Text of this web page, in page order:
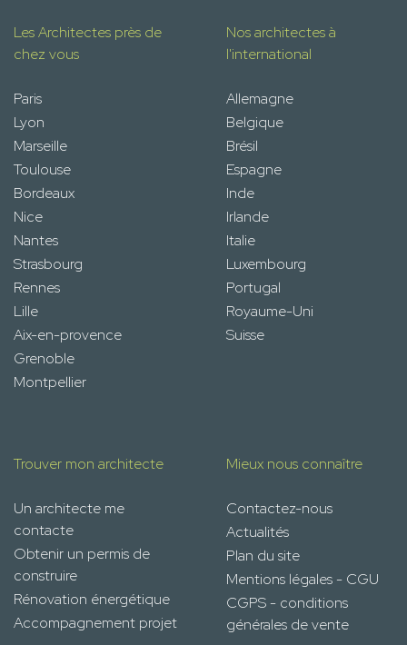
Les Architectes près de
chez vous
Paris
Lyon
Marseille
Toulouse
Bordeaux
Nice
Nantes
Strasbourg
Rennes
Lille
Aix-en-provence
Grenoble
Montpellier
Nos architectes à
l'international
Allemagne
Belgique
Brésil
Espagne
Inde
Irlande
Italie
Luxembourg
Portugal
Royaume-Uni
Suisse
Trouver mon architecte
Un architecte me
contacte
Obtenir un permis de
construire
Rénovation énergétique
Accompagnement projet
Mieux nous connaître
Contactez-nous
Actualités
Plan du site
Mentions légales - CGU
CGPS - conditions
générales de vente